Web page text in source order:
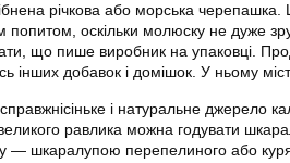
річкова або морська черепашка.
оскільки молюску не дуже
що пише виробник на упаковці.
інших добавок і домішок. У ньому
і натуральне джерело
равлика можна годувати
— шкаралупою перепелиного або